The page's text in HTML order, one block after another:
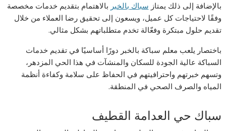
بالإضافة إلى ذلك يمتاز سباك بالخبر بالاهتمام بتقديم خدمات مخصصة
وفقًا لاحتياجات كل عميل، ويسعون إلى تحقيق رضا العملاء من خلال
تقديم حلول مبتكرة وفعّالة تخدم متطلباتهم بشكل مثالي.
باختصار يلعب معلم سباكة بالخبر دورًا أساسيًا في تقديم خدمات
السباكة عالية الجودة للسكان والمنشآت في هذا الحي المزدهر،
وتسهم خبرتهم واحترافيتهم في الحفاظ على سلامة وكفاءة أنظمة
المياه والصرف الصحي في المنطقة.
سباك حي العدامة القطيف